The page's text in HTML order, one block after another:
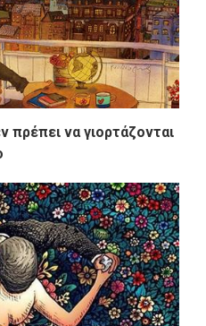
πρέπει να γιορτάζονται